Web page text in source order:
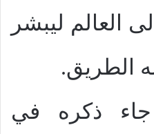
العالم ليبشر
الطريق.
جاء ذكره في